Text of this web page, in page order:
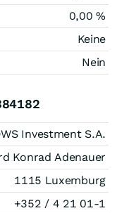
0,00 %
Keine
Nein
Investment S.A.
Konrad Adenauer
1115 Luxemburg
+352 / 4 21 01-1